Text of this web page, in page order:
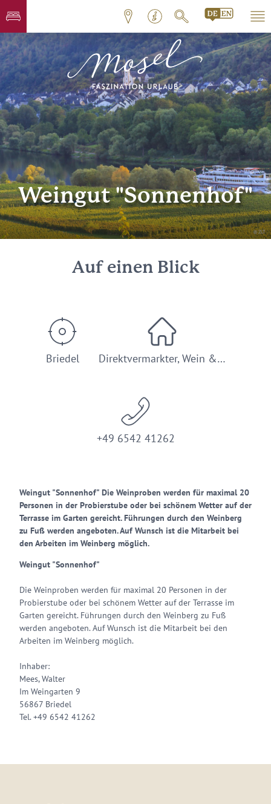
© ZLT
Weingut "Sonnenhof"
Auf einen Blick
Briedel Direktvermarkter, Wein &…
+49 6542 41262
Weingut "Sonnenhof" Die Weinproben werden für maximal 20
Personen in der Probierstube oder bei schönem Wetter auf der
Terrasse im Garten gereicht. Führungen durch den Weinberg
zu Fuß werden angeboten. Auf Wunsch ist die Mitarbeit bei
den Arbeiten im Weinberg möglich.
Weingut "Sonnenhof"
Die Weinproben werden für maximal 20 Personen in der
Probierstube oder bei schönem Wetter auf der Terrasse im
Garten gereicht. Führungen durch den Weinberg zu Fuß
werden angeboten. Auf Wunsch ist die Mitarbeit bei den
Arbeiten im Weinberg möglich.
Inhaber:
Mees, Walter
Im Weingarten 9
56867 Briedel
Tel. +49 6542 41262